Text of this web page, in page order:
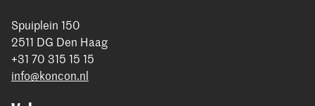
Spuiplein 150
2511 DG Den Haag
+31 70 315 15 15
info@koncon.nl